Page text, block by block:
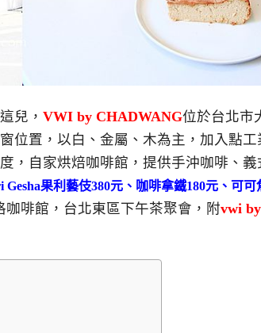
兒， VWI by CHADWANG位於台北市
位置，以白、金屬、木為主，加入點工
，自家烘焙咖啡館，提供手沖咖啡、義
果利藝伎380元、咖啡拿鐵180元、可可
啡館，台北東區下午茶聚會，附vwi by